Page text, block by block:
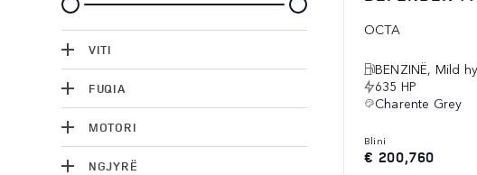
VITI
FUQIA
MOTORI
NGJYRË
OCTA
BENZINË, Mild
635 HP
Charente Grey
blini
€ 200,760